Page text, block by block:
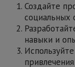
Создайте
социальных
навыки и